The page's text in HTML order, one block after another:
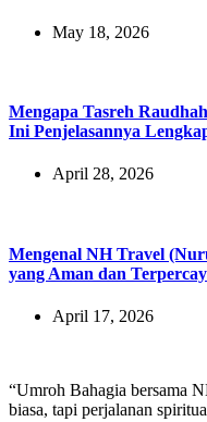
May 18, 2026
Mengapa Tasreh
Ini Penjelasannya
April 28, 2026
Mengenal NH Travel
yang Aman dan
April 17, 2026
“Umroh Bahagia bersama
biasa, tapi perjalanan